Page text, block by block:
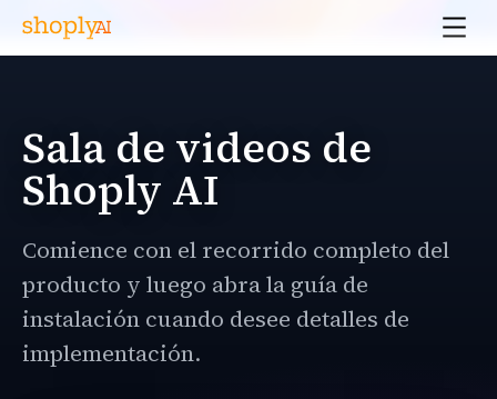
Sala de videos de
Shoply AI
Comience con el recorrido completo del
producto y luego abra la guía de
instalación cuando desee detalles de
implementación.